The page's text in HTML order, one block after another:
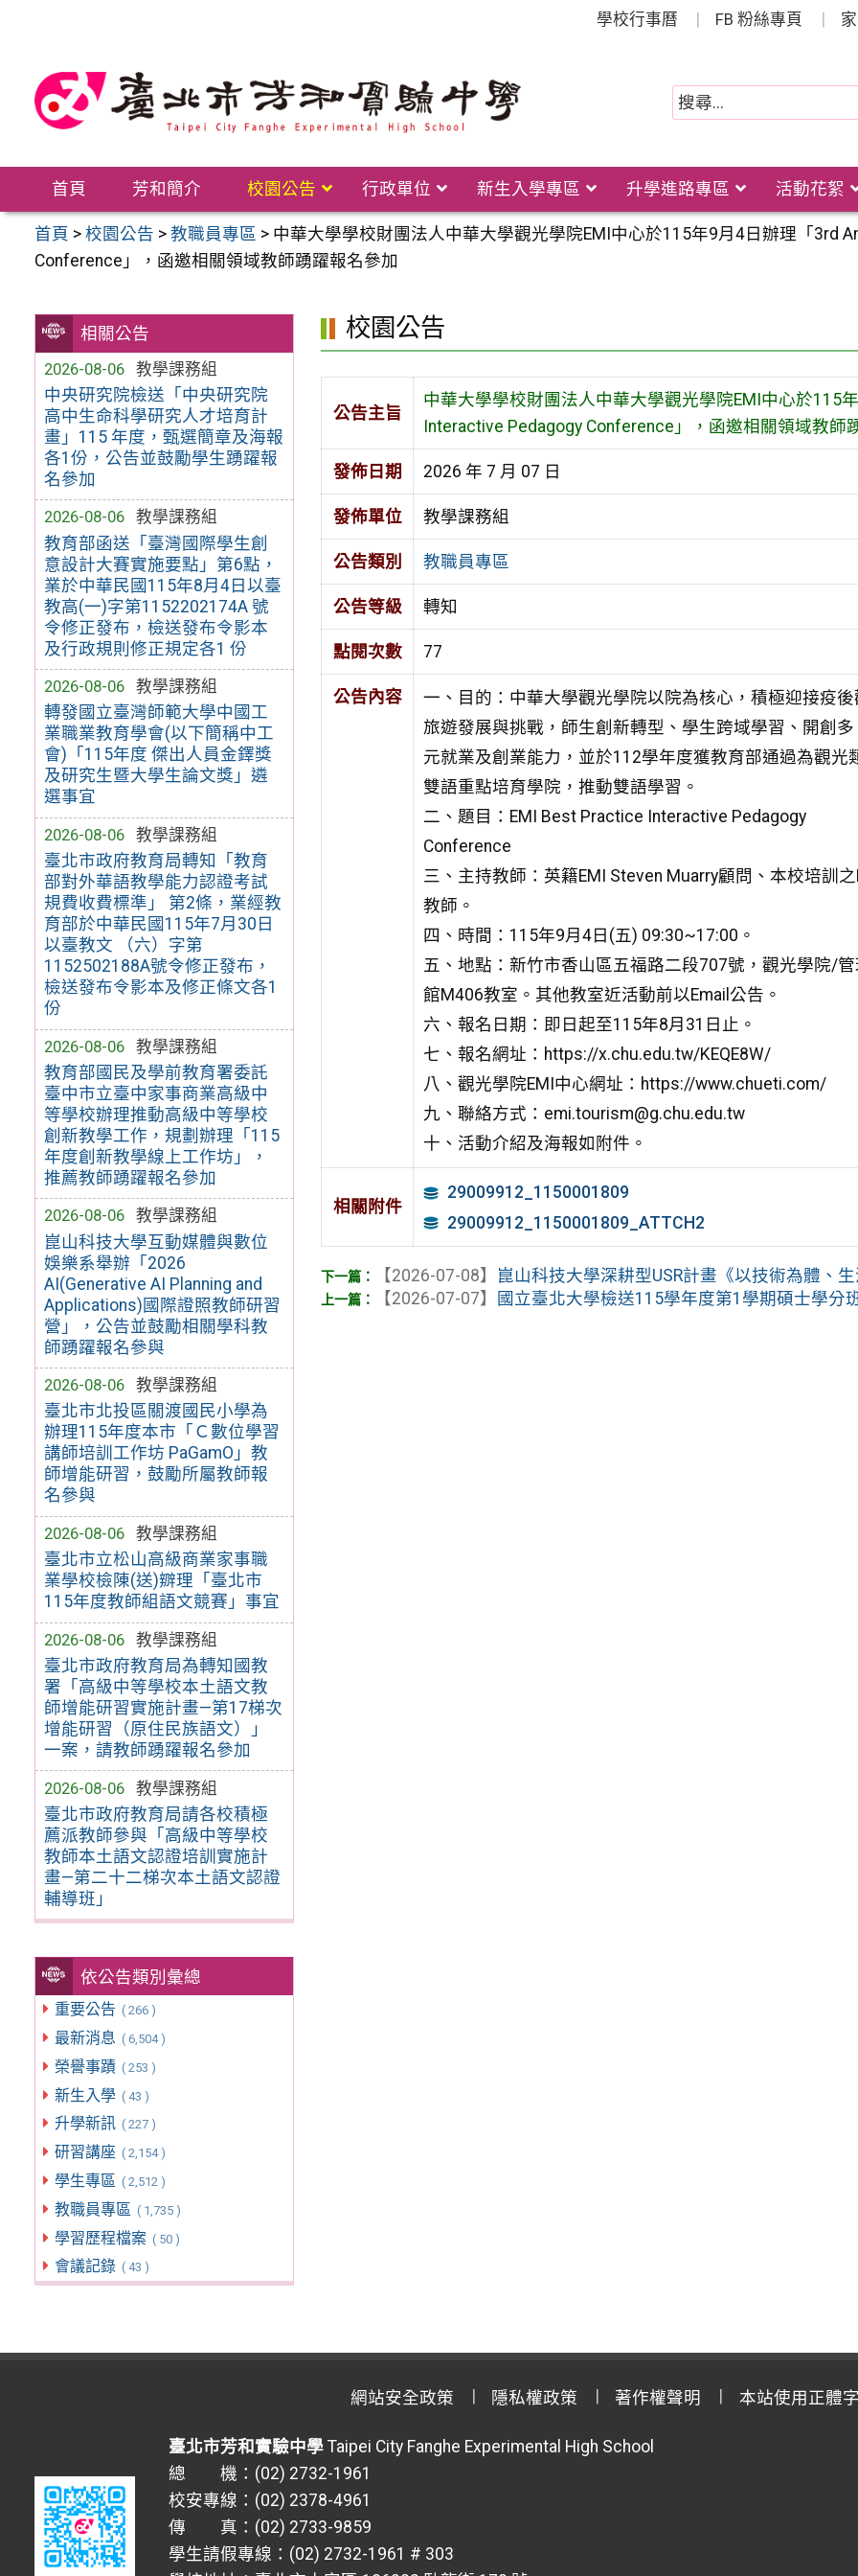
學校行事曆 FB 粉絲專頁
首頁 芳和簡介 校園公告 行政單位 新生入學專區 升學進路專區 活動花絮
首頁 >校園公告 >教職員專區 > 中華大學學校財團法人中華大學觀光學院EMI中心於115年9月4日辦理「3rd
Conference」，函邀相關領域教師踴躍報名參加
相關公告
2026-08-06
教學課務組
中央研究院檢送「中央研究院
高中生命科學研究人才培育計
畫」115 年度，甄選簡章及海報
各1份，公告並鼓勵學生踴躍報
名參加
2026-08-06
教學課務組
教育部函送「臺灣國際學生創
意設計大賽實施要點」第6點，
業於中華民國115年8月4日以臺
教高(一)字第1152202174A 號
令修正發布，檢送發布令影本
及行政規則修正規定各1 份
2026-08-06
教學課務組
轉發國立臺灣師範大學中國工
業職業教育學會(以下簡稱中工
會)「115年度 傑出人員金鐸獎
及研究生暨大學生論文獎」遴
選事宜
2026-08-06
教學課務組
臺北市政府教育局轉知「教育
部對外華語教學能力認證考試
規費收費標準」 第2條，業經教
育部於中華民國115年7月30日
以臺教文 （六）字第
1152502188A號令修正發布，
檢送發布令影本及修正條文各1
份
2026-08-06
教學課務組
教育部國民及學前教育署委託
臺中市立臺中家事商業高級中
等學校辦理推動高級中等學校
創新教學工作，規劃辦理「115
年度創新教學線上工作坊」，
推薦教師踴躍報名參加
2026-08-06
教學課務組
崑山科技大學互動媒體與數位
娛樂系舉辦「2026
AI(Generative AI Planning and
Applications)國際證照教師研習
營」，公告並鼓勵相關學科教
師踴躍報名參與
2026-08-06
教學課務組
臺北市北投區關渡國民小學為
辦理115年度本市「Ｃ數位學習
講師培訓工作坊 PaGamO」教
師增能研習，鼓勵所屬教師報
名參與
2026-08-06
教學課務組
臺北市立松山高級商業家事職
業學校檢陳(送)辧理「臺北市
115年度教師組語文競賽」事宜
2026-08-06
教學課務組
臺北市政府教育局為轉知國教
署「高級中等學校本土語文教
師增能研習實施計畫—第17梯次
增能研習（原住民族語文）」
一案，請教師踴躍報名參加
2026-08-06
教學課務組
臺北市政府教育局請各校積極
薦派教師參與「高級中等學校
教師本土語文認證培訓實施計
畫—第二十二梯次本土語文認證
輔導班」
依公告類別彙總
重要公告 ( 266 )
最新消息 ( 6,504 )
榮譽事蹟 ( 253 )
新生入學 ( 43 )
升學新訊 ( 227 )
研習講座 ( 2,154 )
學生專區 ( 2,512 )
教職員專區 ( 1,735 )
學習歷程檔案 ( 50 )
會議記錄 ( 43 )
校園公告
公告主旨
中華大學學校財團法人中華大學觀光學院EMI中心於115
Interactive Pedagogy Conference」，函邀相關領域教師
發佈日期 2026 年 7 月 07 日
發佈單位 教學課務組
公告類別 教職員專區
公告等級 轉知
點閱次數 77
公告內容
一、目的：中華大學觀光學院以院為核心，積極迎接疫後
旅遊發展與挑戰，師生創新轉型、學生跨域學習、開創多
元就業及創業能力，並於112學年度獲教育部通過為觀光
雙語重點培育學院，推動雙語學習。
二、題目：EMI Best Practice Interactive Pedagogy
Conference
三、主持教師：英籍EMI Steven Muarry顧問、本校培訓之
教師。
四、時間：115年9月4日(五) 09:30~17:00。
五、地點：新竹市香山區五福路二段707號，觀光學院/
館M406教室。其他教室近活動前以Email公告。
六、報名日期：即日起至115年8月31日止。
七、報名網址：https://x.chu.edu.tw/KEQE8W/
八、觀光學院EMI中心網址：https://www.chueti.com/
九、聯絡方式：emi.tourism@g.chu.edu.tw
十、活動介紹及海報如附件。
相關附件
29009912_1150001809
29009912_1150001809_ATTCH2
【2026-07-08】 崑山科技大學深耕型USR計畫《以技術為體、
【2026-07-07】 國立臺北大學檢送115學年度第1學期碩士學分
網站安全政策 隱私權政策 著作權聲明 本站使用正體
臺北市芳和實驗中學 Taipei City Fanghe Experimental High School
總 機：(02) 2732-1961
校安專線：(02) 2378-4961
傳 真：(02) 2733-9859
學生請假專線：(02) 2732-1961 # 303